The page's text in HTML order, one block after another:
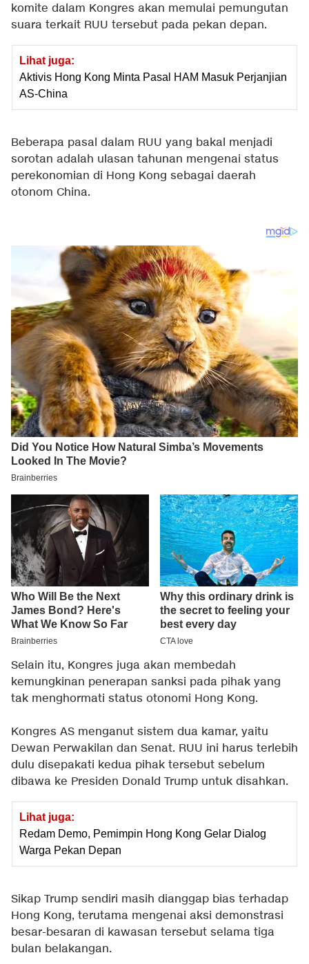
komite dalam Kongres akan memulai pemungutan
suara terkait RUU tersebut pada pekan depan.
Lihat juga:
Aktivis Hong Kong Minta Pasal HAM Masuk Perjanjian
AS-China
Beberapa pasal dalam RUU yang bakal menjadi
sorotan adalah ulasan tahunan mengenai status
perekonomian di Hong Kong sebagai daerah
otonom China.
Selain itu, Kongres juga akan membedah
kemungkinan penerapan sanksi pada pihak yang
tak menghormati status otonomi Hong Kong.
Kongres AS menganut sistem dua kamar, yaitu
Dewan Perwakilan dan Senat. RUU ini harus terlebih
dulu disepakati kedua pihak tersebut sebelum
dibawa ke Presiden Donald Trump untuk disahkan.
Lihat juga:
Redam Demo, Pemimpin Hong Kong Gelar Dialog
Warga Pekan Depan
Sikap Trump sendiri masih dianggap bias terhadap
Hong Kong, terutama mengenai aksi demonstrasi
besar-besaran di kawasan tersebut selama tiga
bulan belakangan.